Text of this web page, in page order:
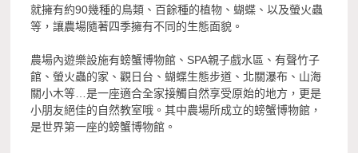
就擁有約90幾種的鳥類、百餘種的植物、蝴蝶、以及螢火蟲
等，讓農場隨著四季擁有不同的生態面貌。
農場內遊樂設施有螃蟹博物館、SPA親子戲水區、有聲竹子
館、螢火蟲的家、觀日台、蝴蝶生態步道、北關瀑布、山海
關小木等…是一座適合全家接觸自然享受原始的地方，更是
小朋友絕佳的自然教室哦。其中農場所成立的螃蟹博物館，
是世界第一座的螃蟹博物館。